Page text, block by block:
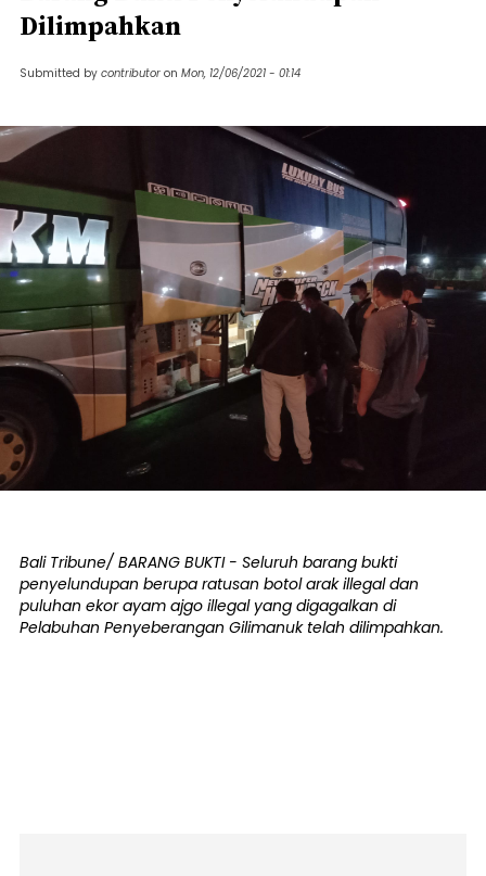
Dilimpahkan
Submitted by contributor on Mon, 12/06/2021 - 01:14
Bali Tribune/ BARANG BUKTI - Seluruh barang bukti
penyelundupan berupa ratusan botol arak illegal dan
puluhan ekor ayam ajgo illegal yang digagalkan di
Pelabuhan Penyeberangan Gilimanuk telah dilimpahkan.